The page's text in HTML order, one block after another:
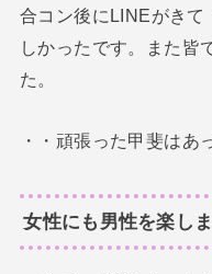
合コン後にLINEがきて
しかったです。また皆
た。
・・頑張った甲斐はあ
女性にも男性を楽し